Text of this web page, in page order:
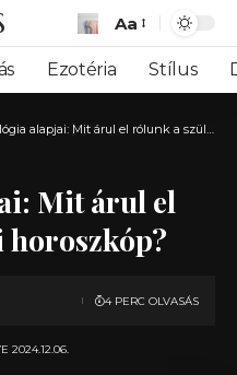
Font
Resizer
Aa
Ezotéria Stílus
alapjai: Mit árul el rólunk a születési horoszkóp?
Mit árul el
2024.12.06.
4 PERC OLVASÁS